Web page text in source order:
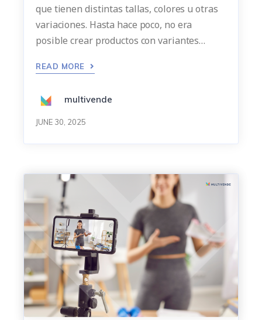
que tienen distintas tallas, colores u otras
variaciones. Hasta hace poco, no era
posible crear productos con variantes…
READ MORE
multivende
JUNE 30, 2025